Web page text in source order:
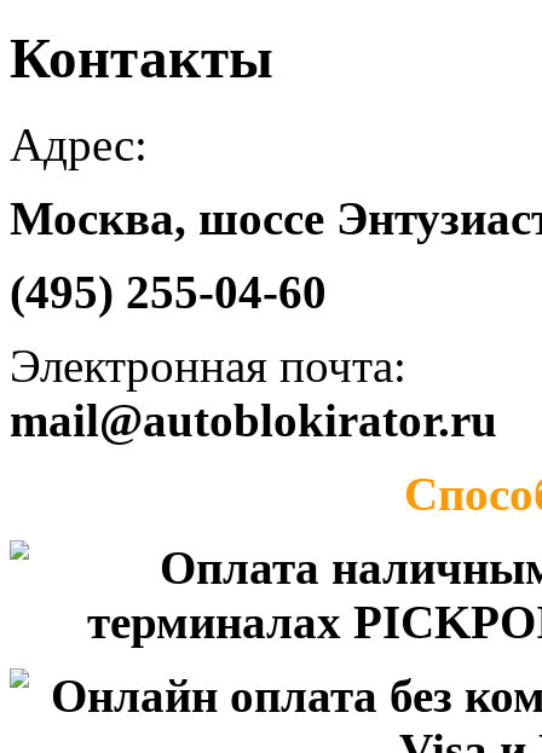
Контакты
Адрес:
Москва, шоссе
(495) 255-04-60
Электронная почта:
mail@autoblokirator.ru